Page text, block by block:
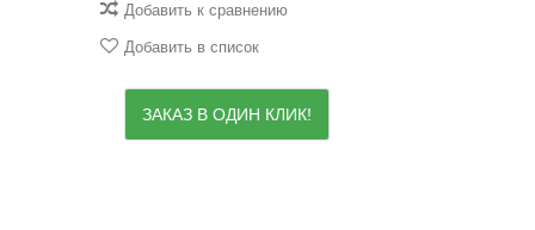
Добавить к сравнению
Добавить в список
ЗАКАЗ В ОДИН КЛИК!